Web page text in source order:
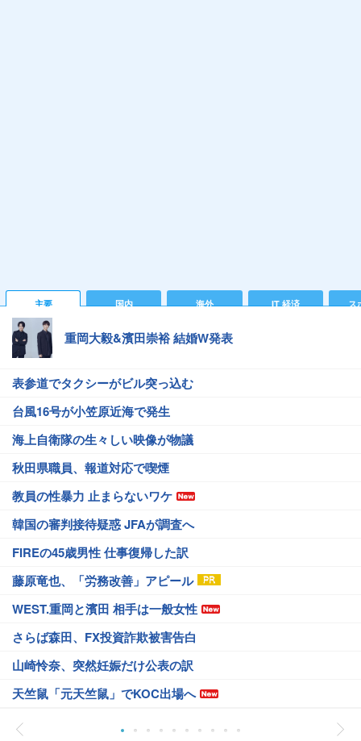
主要 国内 海外 IT 経済 ス
重岡大毅&濱田崇裕 結婚W発表
表参道でタクシーがビル突っ込む
台風16号が小笠原近海で発生
海上自衛隊の生々しい映像が物議
秋田県職員、報道対応で喫煙
教員の性暴力 止まらないワケ
韓国の審判接待疑惑 JFAが調査へ
FIREの45歳男性 仕事復帰した訳
藤原竜也、「労務改善」アピール
WEST.重岡と濱田 相手は一般女性
さらば森田、FX投資詐欺被害告白
山崎怜奈、突然妊娠だけ公表の訳
天竺鼠「元天竺鼠」でKOC出場へ